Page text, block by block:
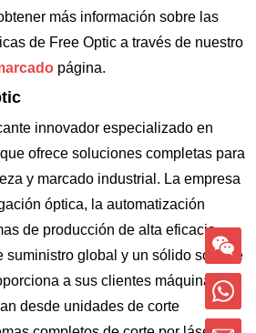
más información sobre las
de Free Optic a través de nuestro
página.
innovador especializado en
ofrece soluciones completas para
y marcado industrial. La empresa
óptica, la automatización
de producción de alta eficacia.
suministro global y un sólido soporte
a sus clientes máquinas de
desde unidades de corte